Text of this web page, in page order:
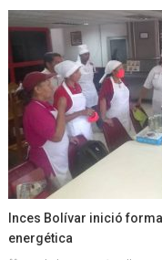
Inces Bolívar inició
energética